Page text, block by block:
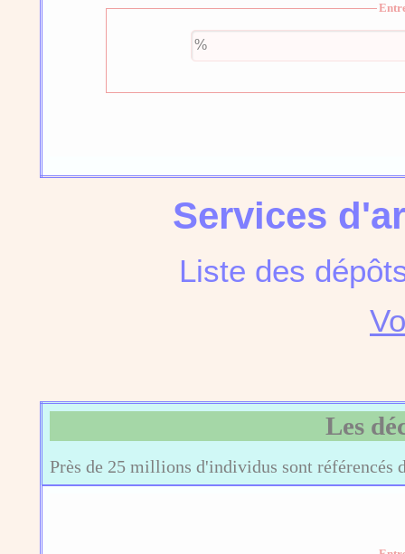
Services
Liste des
Les
Près de 25 millions d'individus sont référencés